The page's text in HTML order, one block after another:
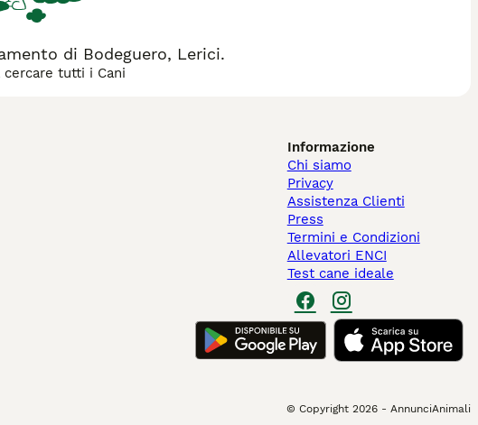
di Bodeguero, Lerici.
cercare tutti i Cani
Informazione
Chi siamo
Privacy
Assistenza Clienti
Press
Termini e Condizioni
Allevatori ENCI
Test cane ideale
© Copyright 2026 - AnnunciAnimali